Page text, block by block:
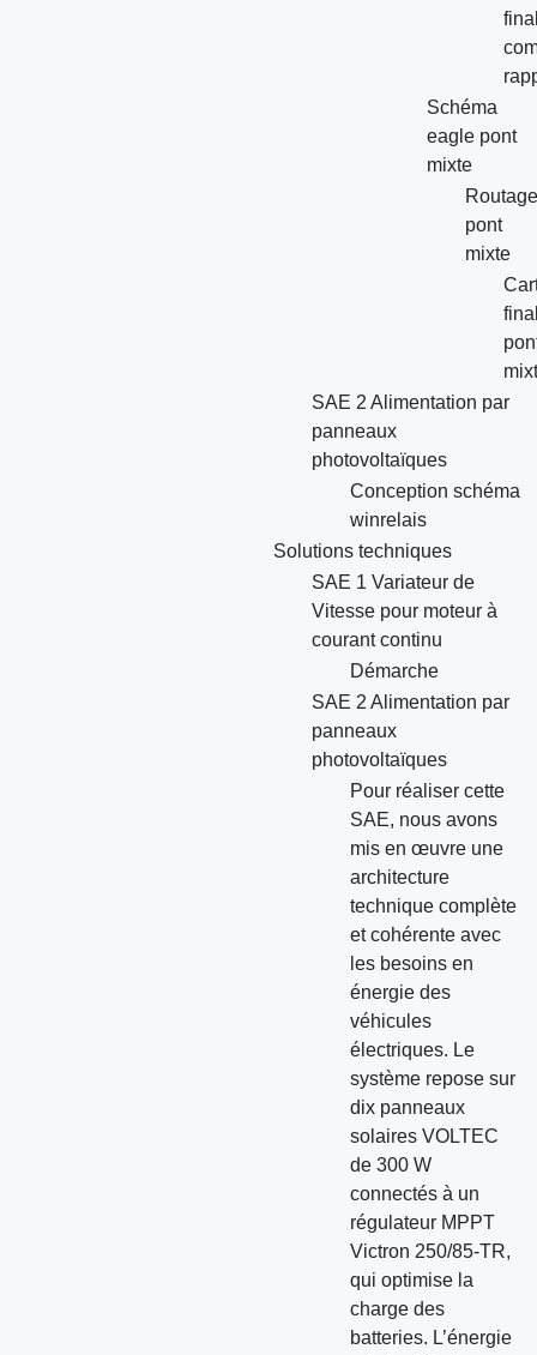
Schéma
eagle pont
mixte
Routage
pont
mixte
SAE 2 Alimentation par
panneaux
photovoltaïques
Conception schéma
winrelais
Solutions techniques
SAE 1 Variateur de
Vitesse pour moteur à
courant continu
Démarche
SAE 2 Alimentation par
panneaux
photovoltaïques
Pour réaliser cette
SAE, nous avons
mis en œuvre une
architecture
technique complète
et cohérente avec
les besoins en
énergie des
véhicules
électriques. Le
système repose sur
dix panneaux
solaires VOLTEC
de 300 W
connectés à un
régulateur MPPT
Victron 250/85-TR,
qui optimise la
charge des
batteries. L’énergie